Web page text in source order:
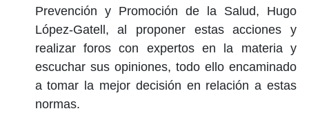
Prevención y Promoción de la Salud, Hugo
López-Gatell, al proponer estas acciones y
realizar foros con expertos en la materia y
escuchar sus opiniones, todo ello encaminado
a tomar la mejor decisión en relación a estas
normas.